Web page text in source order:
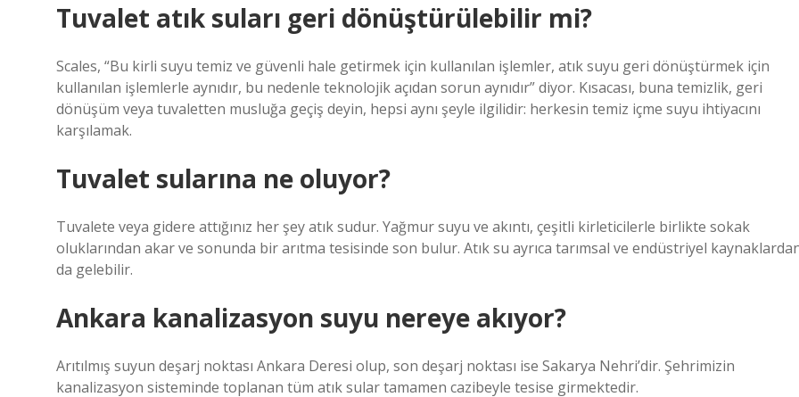
Tuvalet atık suları geri dönüştürülebilir mi?
Scales, “Bu kirli suyu temiz ve güvenli hale getirmek için kullanılan işlemler, atık suyu geri dönüştürmek için
kullanılan işlemlerle aynıdır, bu nedenle teknolojik açıdan sorun aynıdır” diyor. Kısacası, buna temizlik, geri
dönüşüm veya tuvaletten musluğa geçiş deyin, hepsi aynı şeyle ilgilidir: herkesin temiz içme suyu ihtiyacını
karşılamak.
Tuvalet sularına ne oluyor?
Tuvalete veya gidere attığınız her şey atık sudur. Yağmur suyu ve akıntı, çeşitli kirleticilerle birlikte sokak
oluklarından akar ve sonunda bir arıtma tesisinde son bulur. Atık su ayrıca tarımsal ve endüstriyel
da gelebilir.
Ankara kanalizasyon suyu nereye akıyor?
Arıtılmış suyun deşarj noktası Ankara Deresi olup, son deşarj noktası ise Sakarya Nehri’dir. Şehrimizin
kanalizasyon sisteminde toplanan tüm atık sular tamamen cazibeyle tesise girmektedir.